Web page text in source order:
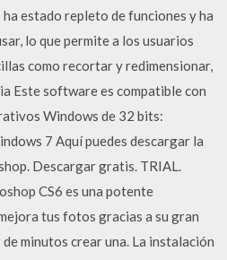
estado repleto de funciones y ha
lo que permite a los usuarios
como recortar y redimensionar,
Este software es compatible con
Windows de 32 bits:
7 Aquí puedes descargar la
Descargar gratis. TRIAL.
CS6 es una potente
tus fotos gracias a su gran
minutos crear una. La instalación